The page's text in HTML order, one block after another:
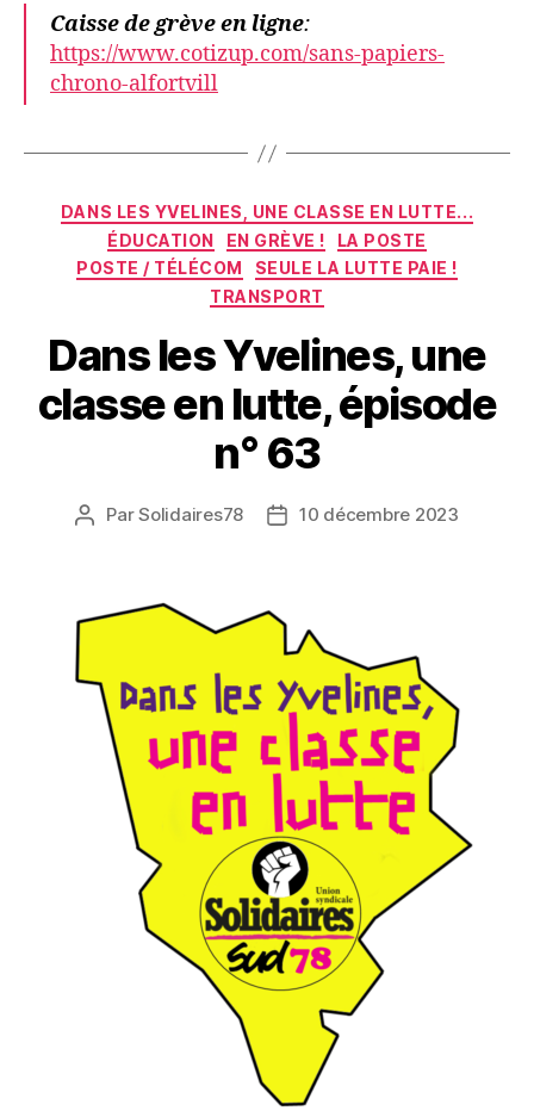
Caisse de grève en ligne:
https://www.cotizup.com/sans-papiers-
chrono-alfortvill
Catégories
DANS LES YVELINES, UNE CLASSE EN LUTTE...
ÉDUCATION
EN GRÈVE !
LA POSTE
POSTE / TÉLÉCOM
SEULE LA LUTTE PAIE !
TRANSPORT
Dans les Yvelines, une
classe en lutte, épisode
n° 63
Auteur
ParSolidaires78
Date10 décembre 2023